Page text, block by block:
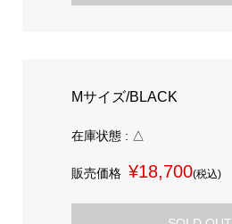
Mサイズ/BLACK
在庫状態 : △
販売価格 ¥18,700(税込)